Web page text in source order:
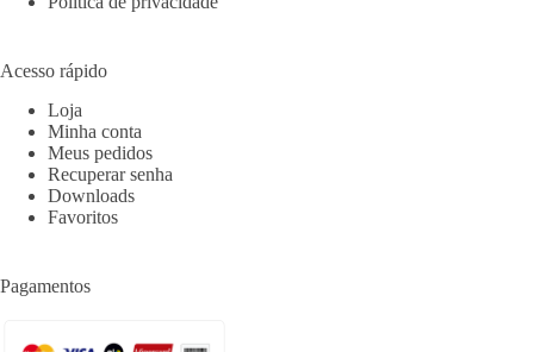
Acesso rápido
Loja
Minha conta
Meus pedidos
Recuperar senha
Downloads
Favoritos
Pagamentos